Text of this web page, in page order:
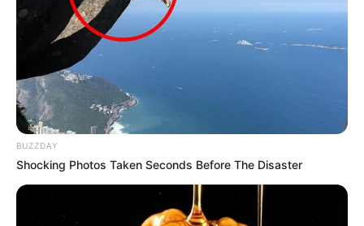
BUZZDAY
Shocking Photos Taken Seconds Before The Disaster